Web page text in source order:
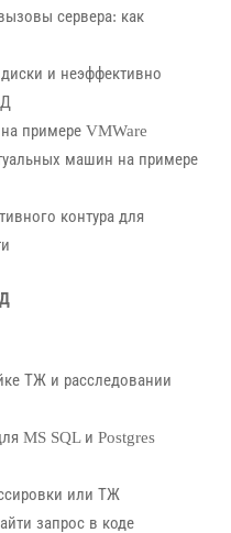
сервера: как
и неэффективно
примере VMWare
машин на примере
контура для
ТЖ и расследовании
MS SQL и Postgres
или ТЖ
запрос в коде